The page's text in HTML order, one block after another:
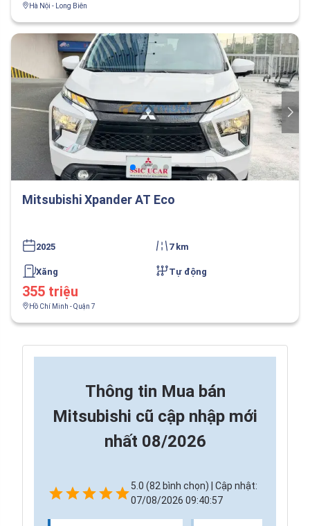
Hà Nội - Long Biên
Mitsubishi Xpander AT Eco
2025 7 km
Xăng Tự động
355 triệu
Hồ Chí Minh - Quận 7
Thông tin Mua bán
Mitsubishi cũ cập nhập mới
nhất 08/2026
5.0 (82 bình chọn) | Cập nhật:
07/08/2026 09:40:57